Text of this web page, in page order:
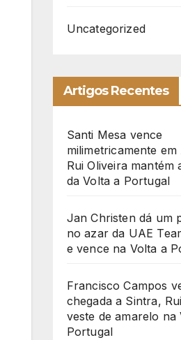
Uncategorized
Artigos Recentes
Santi Mesa vence
milimetricamente
Rui Oliveira mantém
da Volta a Portugal
Jan Christen dá um
no azar da UAE
e vence na Volta a
Francisco Campos
chegada a Sintra,
veste de amarelo na
Portugal